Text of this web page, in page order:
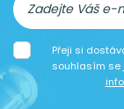
Přeji si
souhlasím se